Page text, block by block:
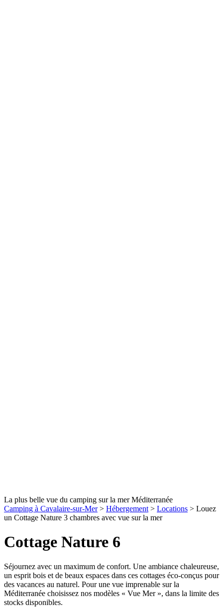
La plus belle vue du camping sur la mer Méditerranée
Camping à Cavalaire-sur-Mer> Hébergement > Locations > Louez
un Cottage Nature 3 chambres avec vue sur la mer
Cottage Nature 6
Séjournez avec un maximum de confort. Une ambiance chaleureuse,
un esprit bois et de beaux espaces dans ces cottages éco-conçus pour
des vacances au naturel. Pour une vue imprenable sur la
Méditerranée choisissez nos modèles « Vue Mer », dans la limite des
stocks disponibles.